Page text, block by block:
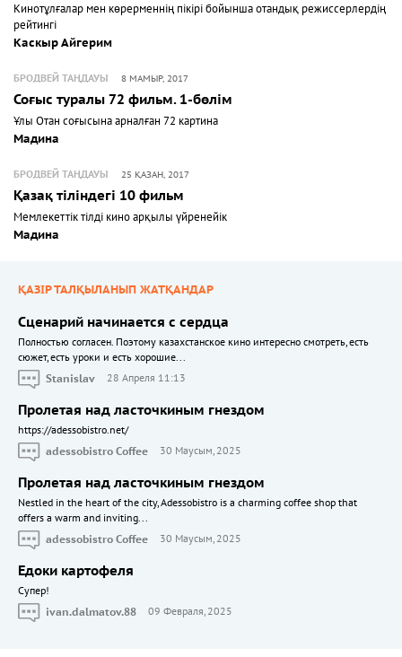
Кинотұлғалар мен көрерменнің пікірі бойынша отандық режиссерлердің
рейтингі
Каскыр Айгерим
БРОДВЕЙ ТАҢДАУЫ 8 МАМЫР, 2017
Соғыс туралы 72 фильм. 1-бөлім
Ұлы Отан соғысына арналған 72 картина
Мадина
БРОДВЕЙ ТАҢДАУЫ 25 ҚАЗАН, 2017
Қазақ тіліндегі 10 фильм
Мемлекеттік тілді кино арқылы үйренейік
Мадина
ҚАЗІР ТАЛҚЫЛАНЫП ЖАТҚАНДАР
Сценарий начинается с сердца
Полностью согласен. Поэтому казахстанское кино интересно смотреть, есть
сюжет, есть уроки и есть хорошие...
Stanislav
28 Апреля 11:13
Пролетая над ласточкиным гнездом
https://adessobistro.net/
adessobistro Coffee
30 Маусым, 2025
Пролетая над ласточкиным гнездом
Nestled in the heart of the city, Adessobistro is a charming coffee shop that
offers a warm and inviting...
adessobistro Coffee
30 Маусым, 2025
Едоки картофеля
Cупер!
ivan.dalmatov.88
09 Февраля, 2025